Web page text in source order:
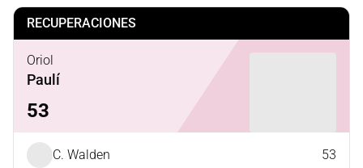
RECUPERACIONES
Oriol
Paulí
53
C. Walden 53